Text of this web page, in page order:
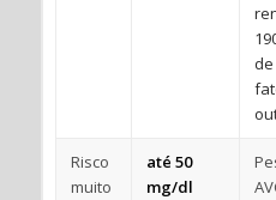
de
Risco
muito
até 50
mg/dl